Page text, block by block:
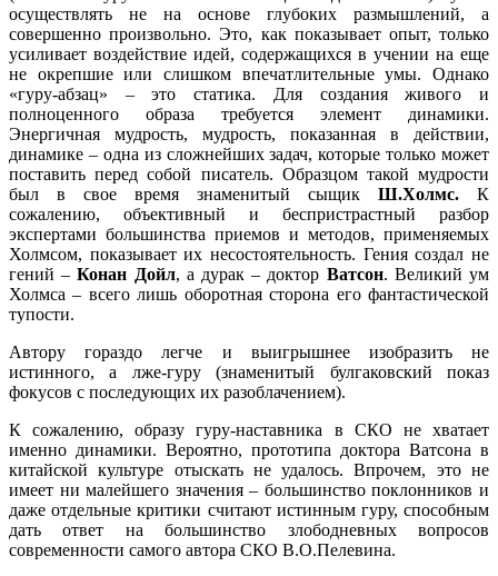
осуществлять не на основе глубоких размышлений, а
совершенно произвольно. Это, как показывает опыт, только
усиливает воздействие идей, содержащихся в учении на еще
не окрепшие или слишком впечатлительные умы. Однако
«гуру-абзац» – это статика. Для создания живого и
полноценного образа требуется элемент динамики.
Энергичная мудрость, мудрость, показанная в действии,
динамике – одна из сложнейших задач, которые только может
поставить перед собой писатель. Образцом такой мудрости
был в свое время знаменитый сыщик Ш.Холмс. К
сожалению, объективный и беспристрастный разбор
экспертами большинства приемов и методов, применяемых
Холмсом, показывает их несостоятельность. Гения создал не
гений –Конан Дойл, а дурак – доктор Ватсон. Великий ум
Холмса – всего лишь оборотная сторона его фантастической
тупости.
Автору гораздо легче и выигрышнее изобразить не
истинного, а лже-гуру (знаменитый булгаковский показ
фокусов с последующих их разоблачением).
К сожалению, образу гуру-наставника в СКО не хватает
именно динамики. Вероятно, прототипа доктора Ватсона в
китайской культуре отыскать не удалось. Впрочем, это не
имеет ни малейшего значения – большинство поклонников и
даже отдельные критики считают истинным гуру, способным
дать ответ на большинство злободневных вопросов
современности самого автора СКО В.О.Пелевина.